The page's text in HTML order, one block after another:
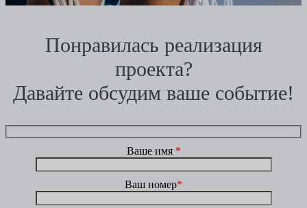
Понравилась реализация
проекта?
Давайте обсудим ваше событие!
Ваше имя *
Ваш номер*